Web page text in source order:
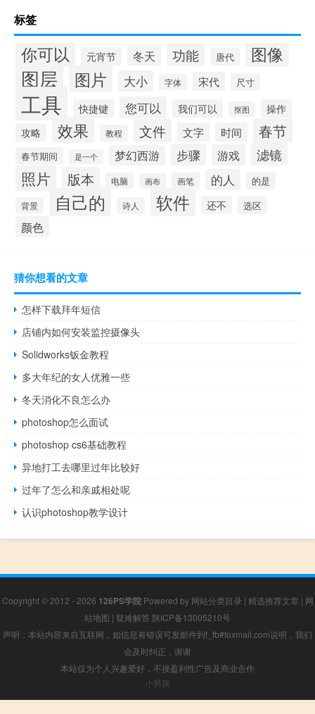
标签
你可以 元宵节 冬天 功能 唐代 图像
图层 图片 大小 字体 宋代 尺寸
工具 快捷键 您可以 我们可以 抠图
操作
攻略
效果 教程 文件 文字 时间 春节
春节期间 是一个 梦幻西游 步骤 游戏 滤镜
照片 版本 电脑 画布 画笔 的人 的是
背景 自己的 诗人 软件 还不 选区
颜色
猜你想看的文章
怎样下载拜年短信
店铺内如何安装监控摄像头
Solidworks钣金教程
多大年纪的女人优雅一些
冬天消化不良怎么办
photoshop怎么面试
photoshop cs6基础教程
异地打工去哪里过年比较好
过年了怎么和亲戚相处呢
认识photoshop教学设计
Copyright © 2012 - 2026 126PS学院Powered by 网站分类目录 | 精选推荐文章 | 网
站地图 | 疑难解答 陕ICP备13005210号
声明：本站内容来自互联网，如信息有错误可发邮件到f_fb#foxmail.com说明，我们
会及时纠正，谢谢
本站仅为个人兴趣爱好，不接盈利性广告及商业合作
小男孩